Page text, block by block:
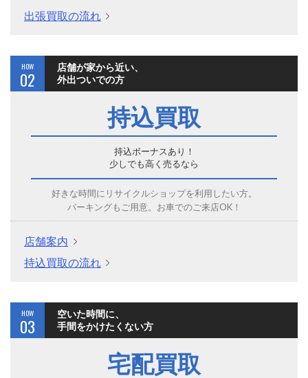
出張買取の流れ
HOW
02
店舗が家から近い、
外出ついでの方
持込買取
持込ボーナスあり！
少しでも高く売るなら
好きな時間にリサイクルショップを利用したい方。
パーキングもご用意。お車でのご来店OK！
店舗案内
持込買取の流れ
HOW
03
空いた時間に、
手間をかけたくない方
宅配買取